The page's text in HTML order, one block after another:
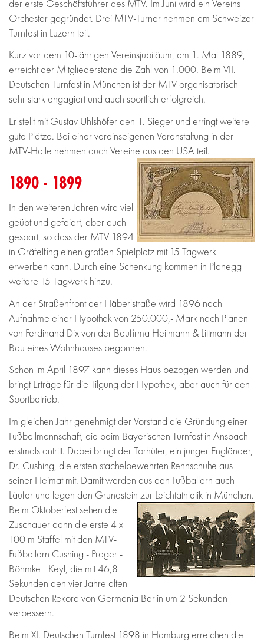
der erste Geschäftsführer des MTV. Im Juni wird ein Vereins-
Orchester gegründet. Drei MTV-Turner nehmen am Schweizer
Turnfest in Luzern teil.
Kurz vor dem 10-jährigen Vereinsjubiläum, am 1. Mai 1889,
erreicht der Mitgliederstand die Zahl von 1.000. Beim VII.
Deutschen Turnfest in München ist der MTV organisatorisch
sehr stark engagiert und auch sportlich erfolgreich.
Er stellt mit Gustav Uhlshöfer den 1. Sieger und erringt weitere
gute Plätze. Bei einer vereinseigenen Veranstaltung in der
MTV-Halle nehmen auch Vereine aus den USA teil.
1890 - 1899
In den weiteren Jahren wird viel
geübt und gefeiert, aber auch
gespart, so dass der MTV 1894
in Gräfelfing einen großen Spielplatz mit 15 Tagwerk
erwerben kann. Durch eine Schenkung kommen in Planegg
weitere 15 Tagwerk hinzu.
An der Straßenfront der Häberlstraße wird 1896 nach
Aufnahme einer Hypothek von 250.000,- Mark nach Plänen
von Ferdinand Dix von der Baufirma Heilmann & Littmann der
Bau eines Wohnhauses begonnen.
Schon im April 1897 kann dieses Haus bezogen werden und
bringt Erträge für die Tilgung der Hypothek, aber auch für den
Sportbetrieb.
Im gleichen Jahr genehmigt der Vorstand die Gründung einer
Fußballmannschaft, die beim Bayerischen Turnfest in Ansbach
erstmals antritt. Dabei bringt der Torhüter, ein junger Engländer,
Dr. Cushing, die ersten stachelbewehrten Rennschuhe aus
seiner Heimat mit. Damit werden aus den Fußballern auch
Läufer und legen den Grundstein zur Leichtathletik in München.
Beim Oktoberfest sehen die
Zuschauer dann die erste 4 x
100 m Staffel mit den MTV-
Fußballern Cushing - Prager -
Böhmke - Keyl, die mit 46,8
Sekunden den vier Jahre alten
Deutschen Rekord von Germania Berlin um 2 Sekunden
verbessern.
Beim XI. Deutschen Turnfest 1898 in Hamburg erreichen die